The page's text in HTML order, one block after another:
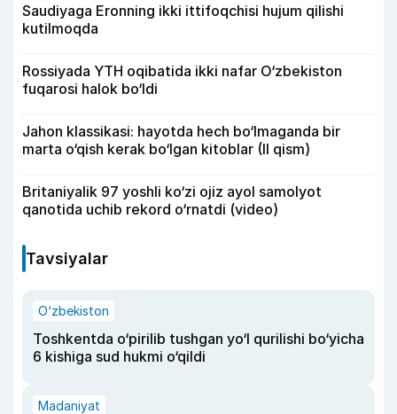
Saudiyaga Eronning ikki ittifoqchisi hujum qilishi
kutilmoqda
Rossiyada YTH oqibatida ikki nafar O‘zbekiston
fuqarosi halok bo‘ldi
Jahon klassikasi: hayotda hech bo‘lmaganda bir
marta o‘qish kerak bo‘lgan kitoblar (II qism)
Britaniyalik 97 yoshli ko‘zi ojiz ayol samolyot
qanotida uchib rekord o‘rnatdi (video)
Tavsiyalar
O‘zbekiston
Toshkentda o‘pirilib tushgan yo‘l qurilishi bo‘yicha
6 kishiga sud hukmi o‘qildi
Madaniyat